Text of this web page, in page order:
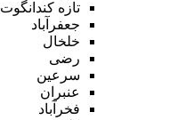
تازه کندانگوت
جعفرآباد
خلخال
رضی
سرعین
عنبران
فخرآباد